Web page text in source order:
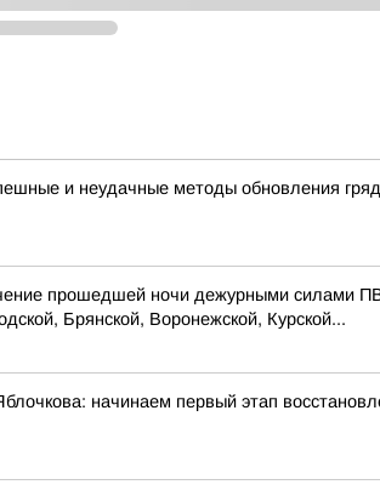
и неудачные методы обновления
прошедшей ночи дежурными силами
Брянской, Воронежской, Курской...
начинаем первый этап